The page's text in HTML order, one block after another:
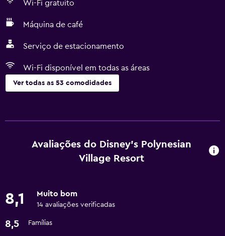
Wi-Fi gratuito
Máquina de café
Serviço de estacionamento
Wi-Fi disponível em todas as áreas
Ver todas as 53 comodidades
Caixa multibanco
Aluguer de carros
Serviço de concierge
Minimercado no local
Serviço de quarto
Avaliações do Disney's Polynesian
Village Resort
8,1 Muito bom
14 avaliações verificadas
8,5 Famílias